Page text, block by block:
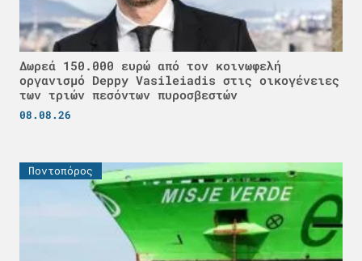
Δωρεά 150.000 ευρώ από τον κοινωφελή
οργανισμό Deppy Vasileiadis στις οικογένειες
των τριών πεσόντων πυροσβεστών
08.08.26
Ποντοπόρος